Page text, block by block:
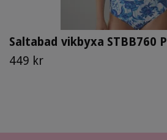
Saltabad vikbyxa STBB760
449 kr